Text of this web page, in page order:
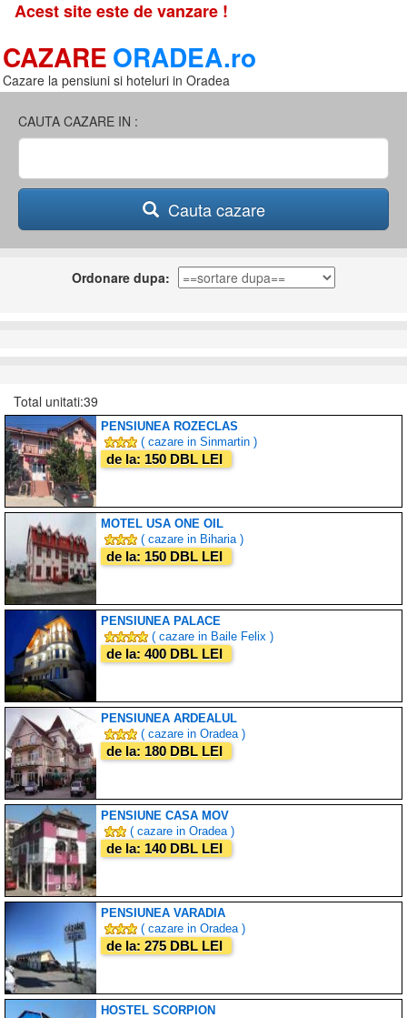
Acest site este de vanzare !
CAZAREORADEA.ro
Cazare la pensiuni si hoteluri in Oradea
CAUTA CAZARE IN :
Cauta cazare
Ordonare dupa:
Total unitati:39
PENSIUNEA ROZECLAS
( cazare in Sinmartin )
de la: 150 DBL LEI
MOTEL USA ONE OIL
( cazare in Biharia )
de la: 150 DBL LEI
PENSIUNEA PALACE
( cazare in Baile Felix )
de la: 400 DBL LEI
PENSIUNEA ARDEALUL
( cazare in Oradea )
de la: 180 DBL LEI
PENSIUNE CASA MOV
( cazare in Oradea )
de la: 140 DBL LEI
PENSIUNEA VARADIA
( cazare in Oradea )
de la: 275 DBL LEI
HOSTEL SCORPION